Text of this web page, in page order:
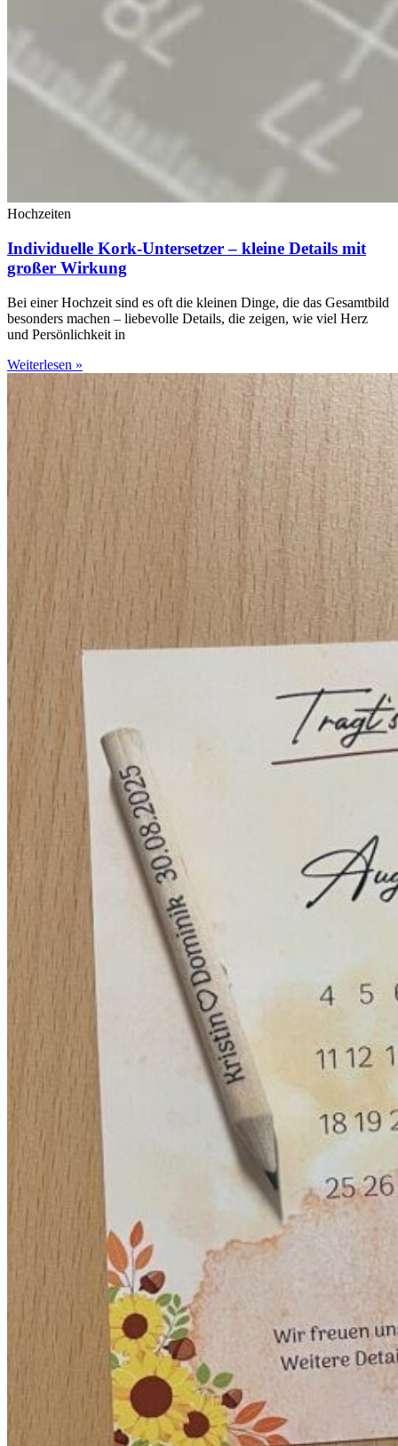
Hochzeiten
Individuelle Kork-Untersetzer – kleine Details mit
großer Wirkung
Bei einer Hochzeit sind es oft die kleinen Dinge, die das Gesamtbild
besonders machen – liebevolle Details, die zeigen, wie viel Herz
und Persönlichkeit in
Weiterlesen »